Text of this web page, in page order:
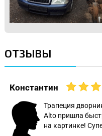
ОТЗЫВЫ
Константин
Трапеция
Alto пришла
на картинке!